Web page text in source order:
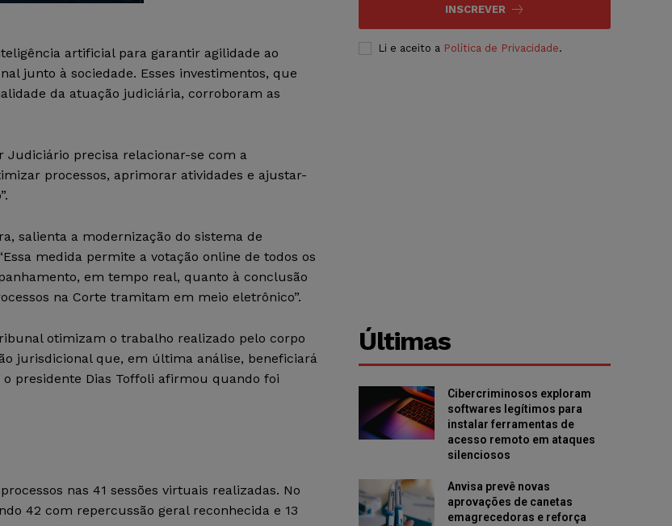
artificial para garantir agilidade ao
junto à sociedade. Esses investimentos, que
da atuação judiciária, corroboram as
Judiciário precisa relacionar-se com a
processos, aprimorar atividades e ajustar-
salienta a modernização do sistema de
medida permite a votação online de todos os
em tempo real, quanto à conclusão
na Corte tramitam em meio eletrônico”.
otimizam o trabalho realizado pelo corpo
jurisdicional que, em última análise, beneficiará
presidente Dias Toffoli afirmou quando foi
nas 41 sessões virtuais realizadas. No
42 com repercussão geral reconhecida e 13
INSCREVER
Li e aceito a Política de Privacidade.
Últimas
Cibercriminosos exploram
softwares legítimos para
instalar ferramentas de
acesso remoto em ataques
silenciosos
Anvisa prevê novas
aprovações de canetas
emagrecedoras e reforça